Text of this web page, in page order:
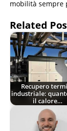
mobilità sempre
Related
Recupero
industriale:
il calore…